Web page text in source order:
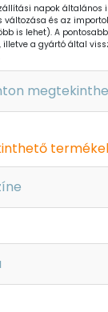
napok általános
és az
is lehet). A
illetve a gyártó által